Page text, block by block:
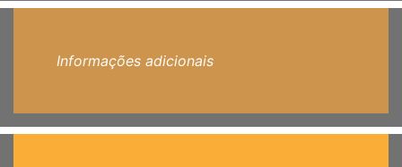
Informações adicionais